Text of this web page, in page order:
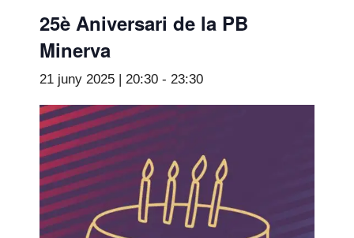
25è Aniversari de la PB
Minerva
21 juny 2025 | 20:30 - 23:30